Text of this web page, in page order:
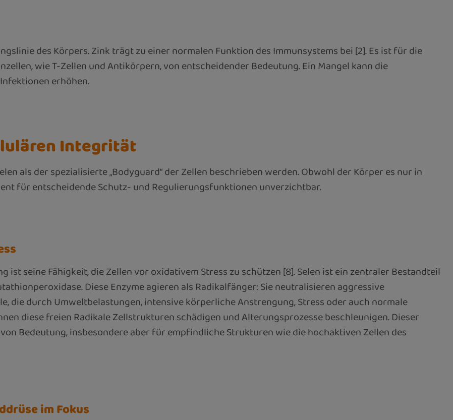
des Körpers. Zink trägt zu einer normalen Funktion des Immunsystems bei [2]. Es ist für die
wie T-Zellen und Antikörpern, von entscheidender Bedeutung. Ein Mangel kann die
erhöhen.
Integrität
als der spezialisierte „Bodyguard“ der Zellen beschrieben werden. Obwohl der Körper es nur in
für entscheidende Schutz- und Regulierungsfunktionen unverzichtbar.
seine Fähigkeit, die Zellen vor oxidativem Stress zu schützen [8]. Selen ist ein zentraler Bestandteil
Diese Enzyme agieren als Radikalfänger: Sie neutralisieren aggressive
die durch Umweltbelastungen, intensive körperliche Anstrengung, Stress oder auch normale
diese freien Radikale Zellstrukturen schädigen und Alterungsprozesse beschleunigen. Dieser
Bedeutung, insbesondere aber für empfindliche Strukturen wie die hochaktiven Zellen des
im Fokus